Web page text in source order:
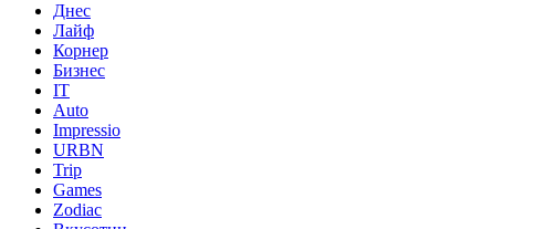
Днес
Лайф
Корнер
Бизнес
IT
Auto
Impressio
URBN
Trip
Games
Zodiac